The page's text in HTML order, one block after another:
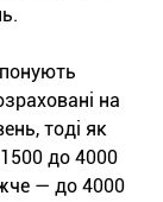
на
тоді як
до 4000
— до 4000